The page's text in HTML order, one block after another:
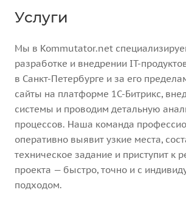
Услуги
Мы в Kommutator.net
разработке и внедрении IT-
в Санкт-Петербурге и за его
сайты на платформе 1С-Битрикс,
системы и проводим детальную
процессов. Наша команда
оперативно выявит узкие места,
техническое задание и приступит к
проекта — быстро, точно и с
подходом.